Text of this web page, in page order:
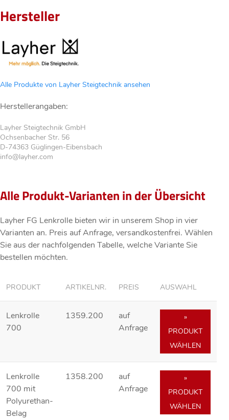
Hersteller
Alle Produkte von Layher Steigtechnik ansehen
Herstellerangaben:
Layher Steigtechnik GmbH
Ochsenbacher Str. 56
D-74363 Güglingen-Eibensbach
info@layher.com
Alle Produkt-Varianten in der Übersicht
Layher FG Lenkrolle bieten wir in unserem Shop in vier
Varianten an. Preis auf Anfrage, versandkostenfrei. Wählen
Sie aus der nachfolgenden Tabelle, welche Variante Sie
bestellen möchten.
PRODUKT ARTIKELNR. PREIS AUSWAHL
Lenkrolle
700
1359.200
auf
Anfrage
»
PRODUKT
WÄHLEN
Lenkrolle
700 mit
Polyurethan-
Belag
1358.200
auf
Anfrage
»
PRODUKT
WÄHLEN